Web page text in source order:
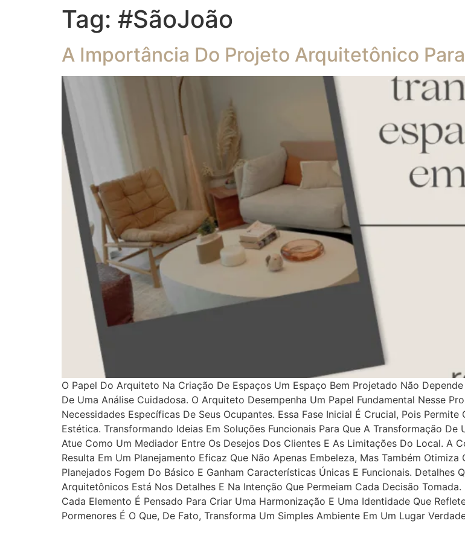
Tag: #SãoJoão
A Importância Do Projeto Arquitetônico
O Papel Do Arquiteto Na Criação De Espaços Um Espaço Bem Projetado Não
De Uma Análise Cuidadosa. O Arquiteto Desempenha Um Papel Fundamental Nesse
Necessidades Específicas De Seus Ocupantes. Essa Fase Inicial É Crucial, Pois
Estética. Transformando Ideias Em Soluções Funcionais Para Que A Transformação
Atue Como Um Mediador Entre Os Desejos Dos Clientes E As Limitações Do Local. A
Resulta Em Um Planejamento Eficaz Que Não Apenas Embeleza, Mas Também
Planejados Fogem Do Básico E Ganham Características Únicas E Funcionais. Detalhes
Arquitetônicos Está Nos Detalhes E Na Intenção Que Permeiam Cada Decisão
Cada Elemento É Pensado Para Criar Uma Harmonização E Uma Identidade Que
Pormenores É O Que, De Fato, Transforma Um Simples Ambiente Em Um Lugar